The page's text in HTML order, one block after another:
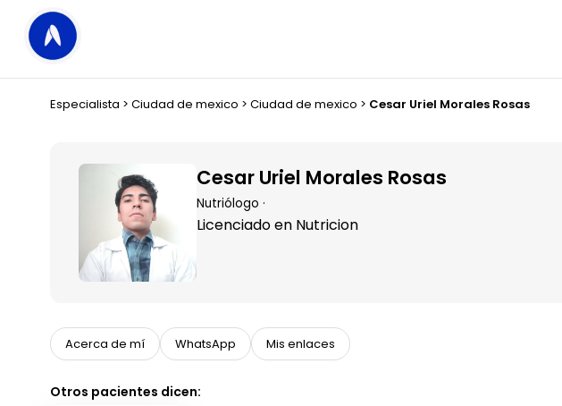
Especialista > Ciudad de mexico > Ciudad de mexico > Cesar Uriel Morales Rosas
Cesar Uriel Morales Rosas
Nutriólogo ·
Licenciado en Nutricion
Acerca de mí WhatsApp Mis enlaces
Otros pacientes dicen: